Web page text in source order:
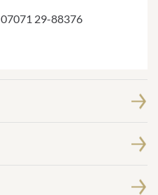
07071 29-88376